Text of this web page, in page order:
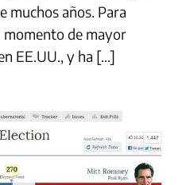
muchos años. Para
momento de mayor
EE.UU., y ha […]